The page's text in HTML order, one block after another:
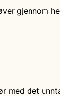
gjennom
det